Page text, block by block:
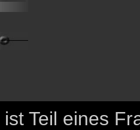
ist Teil eines